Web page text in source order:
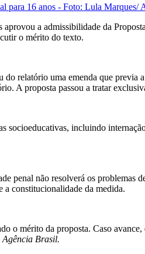
para 16 anos - Foto: Lula Marques/
a admissibilidade da
o mérito do texto.
relatório uma emenda que previa
A proposta passou a tratar
socioeducativas, incluindo
penal não resolverá os problemas
a constitucionalidade da medida.
o mérito da proposta. Caso
Brasil.